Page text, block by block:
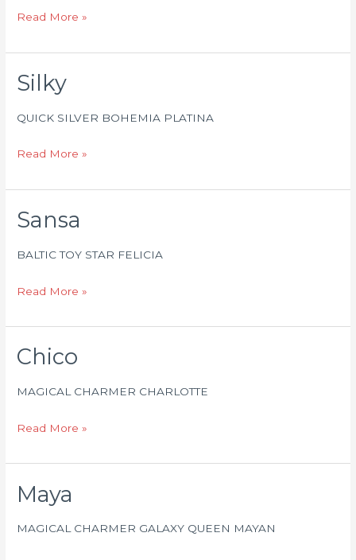
Read More »
Silky
QUICK SILVER BOHEMIA PLATINA
Silky
Read More »
Sansa
BALTIC TOY STAR FELICIA
Sansa
Read More »
Chico
MAGICAL CHARMER CHARLOTTE
Chico
Read More »
Maya
MAGICAL CHARMER GALAXY QUEEN MAYAN
Maya